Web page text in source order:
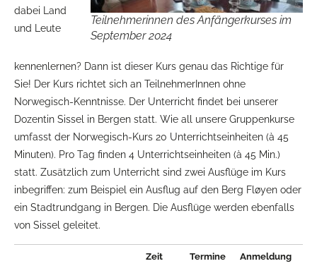
Teilnehmerinnen des Anfängerkurses im
September 2024
dabei Land
und Leute
kennenlernen? Dann ist dieser Kurs genau das Richtige für
Sie! Der Kurs richtet sich an TeilnehmerInnen ohne
Norwegisch-Kenntnisse. Der Unterricht findet bei unserer
Dozentin Sissel in Bergen statt. Wie all unsere Gruppenkurse
umfasst der Norwegisch-Kurs 20 Unterrichtseinheiten (à 45
Minuten). Pro Tag finden 4 Unterrichtseinheiten (à 45 Min.)
statt. Zusätzlich zum Unterricht sind zwei Ausflüge im Kurs
inbegriffen: zum Beispiel ein Ausflug auf den Berg Fløyen oder
ein Stadtrundgang in Bergen. Die Ausflüge werden ebenfalls
von Sissel geleitet.
Zeit Termine Anmeldung